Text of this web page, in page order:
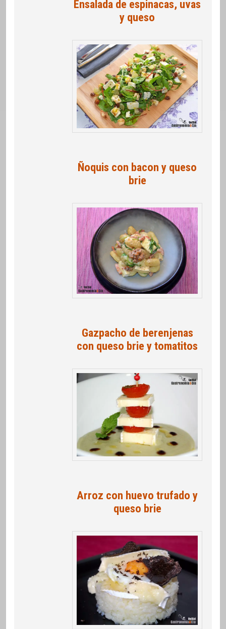
Ensalada de espinacas, uvas
y queso
Ñoquis con bacon y queso
brie
Gazpacho de berenjenas
con queso brie y tomatitos
Arroz con huevo trufado y
queso brie